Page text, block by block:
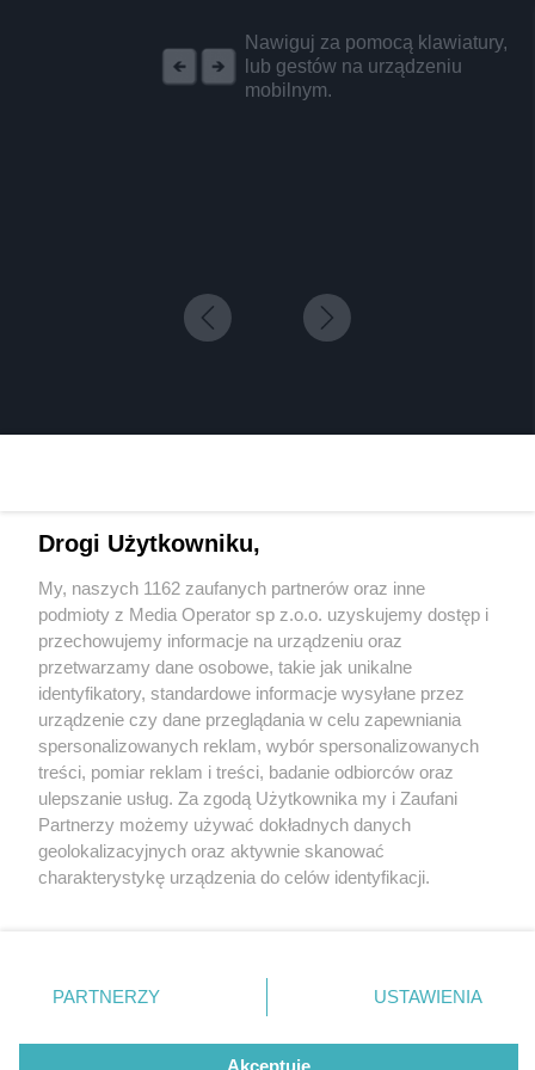
Nawiguj za pomocą klawiatury,
lub gestów na urządzeniu
mobilnym.
Wróć do artykułu:
Wydawca mediów lokalnych
Nie zapomnij
zapoznać się z:
polityką prywatności regulamin korzystania z portali
Twojemiasto
Piekary Śląskie
Chorzów
Tarnowskie Góry
Gliwice
Skontakuj sięz nami
Kontakt
Wydawca
Redakcja
Drogi Użytkowniku,
My, naszych 1162 zaufanych partnerów oraz inne
podmioty z Media Operator sp z.o.o. uzyskujemy dostęp i
przechowujemy informacje na urządzeniu oraz
przetwarzamy dane osobowe, takie jak unikalne
identyfikatory, standardowe informacje wysyłane przez
urządzenie czy dane przeglądania w celu zapewniania
spersonalizowanych reklam, wybór spersonalizowanych
treści, pomiar reklam i treści, badanie odbiorców oraz
ulepszanie usług. Za zgodą Użytkownika my i Zaufani
Partnerzy możemy używać dokładnych danych
geolokalizacyjnych oraz aktywnie skanować
charakterystykę urządzenia do celów identyfikacji.
zmienić/wycofać klikając przycisk ustawień prywatności
znajdujący się w lewym dolnym rogu strony
rodzaje przetwarzania danych nie wymagają zgody
użytkownika, ale masz prawo sprzeciwić się takiemu
PARTNERZY USTAWIENIA
Akceptuję